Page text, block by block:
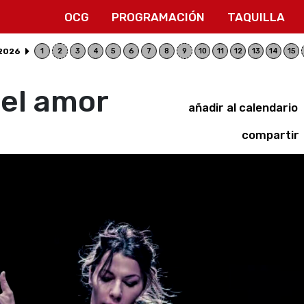
OCG PROGRAMACIÓN TAQUILLA
1 2 3 4 5 6 7 8 9 10 11 12 13 14 15
amor
añadir al calendario
compartir